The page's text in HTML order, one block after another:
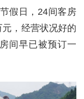
假日，24间客房
，经营状况好的
间早已被预订一